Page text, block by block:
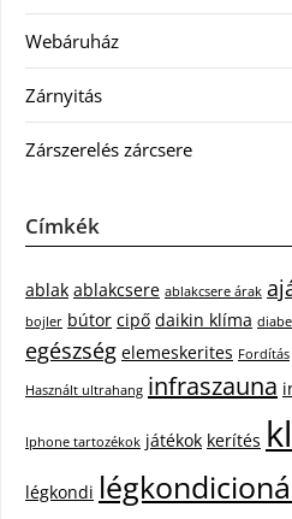
Webáruház
Zárnyitás
Zárszerelés zárcsere
Címkék
ablak ablakcsere ablakcsere árak
bojler bútor cipő daikin klíma
egészség elemeskerites Fordítás
Használt ultrahang infraszauna
Iphone tartozékok játékok kerítés
légkondi